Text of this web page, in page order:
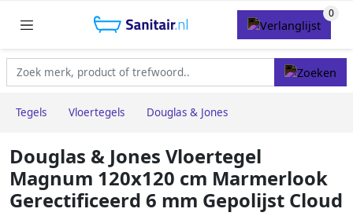
Tegels Vloertegels Douglas & Jones
Douglas & Jones Vloertegel
Magnum 120x120 cm Marmerlook
Gerectificeerd 6 mm Gepolijst Cloud